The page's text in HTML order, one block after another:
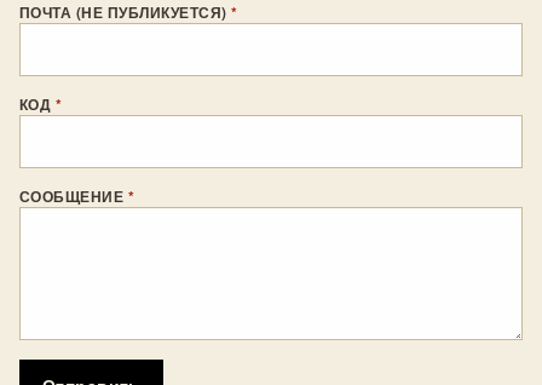
ПОЧТА (НЕ ПУБЛИКУЕТСЯ)*
КОД *
СООБЩЕНИЕ *